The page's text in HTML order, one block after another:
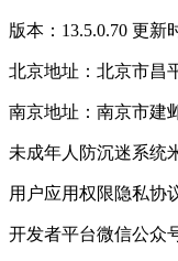
版本：13.5.0.70 更新
北京地址：北京市昌
南京地址：南京市建
未成年人防沉迷系统
用户应用权限隐私协
开发者平台微信公众